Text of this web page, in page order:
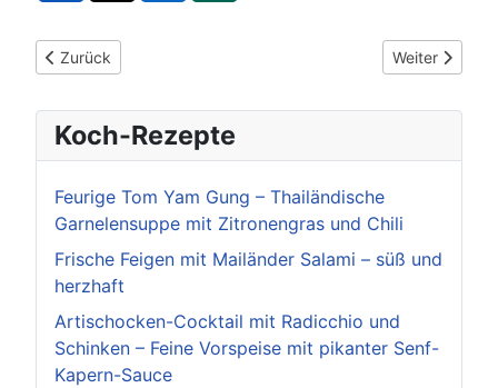
Vorheriger Beitrag: Neubaugebiet „Pferchäcker“ in
Zurück Nächster
Weiter
Koch-Rezepte
Feurige Tom Yam Gung – Thailändische
Garnelensuppe mit Zitronengras und Chili
Frische Feigen mit Mailänder Salami – süß und
herzhaft
Artischocken-Cocktail mit Radicchio und
Schinken – Feine Vorspeise mit pikanter Senf-
Kapern-Sauce